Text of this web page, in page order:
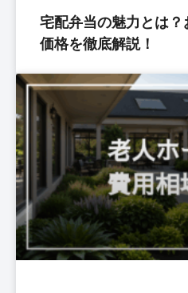
宅配弁当の魅力とは
価格を徹底解説！